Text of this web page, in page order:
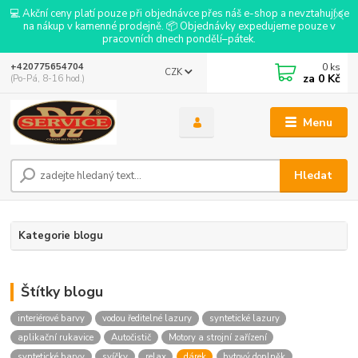
💻 Akční ceny platí pouze při objednávce přes náš e-shop a nevztahují se
na nákup v kamenné prodejně. 📦 Objednávky expedujeme pouze v
pracovních dnech pondělí–pátek.
Menu
CZK
Hledat
+420775654704
(Po-Pá, 8-16 hod.)
0 ks
za 0 Kč
Kategorie blogu
Štítky blogu
interiérové barvy vodou ředitelné lazury
syntetické lazury
aplikační rukavice
Autočistič
Motory a strojní zařízení